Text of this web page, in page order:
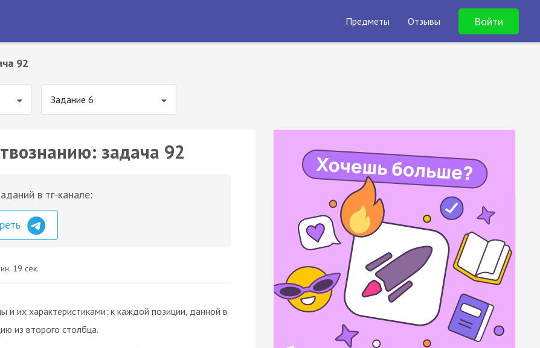
Предметы Отзывы Войти
92
Задание 6
задача 92
в тг-канале:
19 сек.
их характеристиками: к каждой позиции, данной в
из второго столбца.